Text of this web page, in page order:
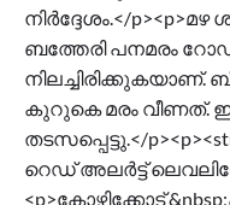
നിർദ്ദേശം.</
ബത്തേരി പനമരം
നിലച്ചിരിക്കുകയാണ്.
കുറുകെ മരം വീണത്.
തടസപ്പെട്ടു.</
റെഡ് അലർട്ട്
<p>കോഴിക്കോട്